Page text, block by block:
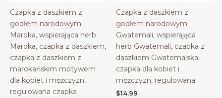
Czapka z daszkiem z
godłem narodowym
Maroka, wspierająca herb
Maroka, czapka z daszkiem,
czapka z daszkiem z
marokańskim motywem
dla kobiet i mężczyzn,
regulowana czapka
Czapka z daszkiem z
godłem narodowym
Gwatemali, wspierająca
herb Gwatemali, czapka z
daszkiem Gwatemalska,
czapka dla kobiet i
mężczyzn, regulowana
$14.99